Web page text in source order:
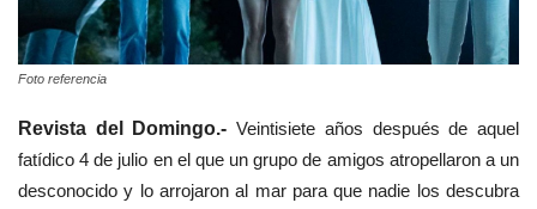
Foto referencia
Revista del Domingo.-Veintisiete años después de aquel
fatídico 4 de julio en el que un grupo de amigos atropellaron a un
desconocido y lo arrojaron al mar para que nadie los descubra